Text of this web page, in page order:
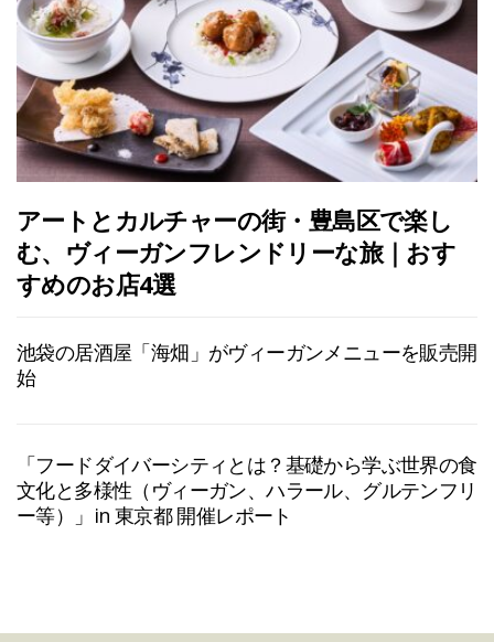
アートとカルチャーの街・豊島区で楽し
む、ヴィーガンフレンドリーな旅｜おす
すめのお店4選
池袋の居酒屋「海畑」がヴィーガンメニューを販売開
始
「フードダイバーシティとは？基礎から学ぶ世界の食
文化と多様性（ヴィーガン、ハラール、グルテンフリ
ー等）」in 東京都 開催レポート